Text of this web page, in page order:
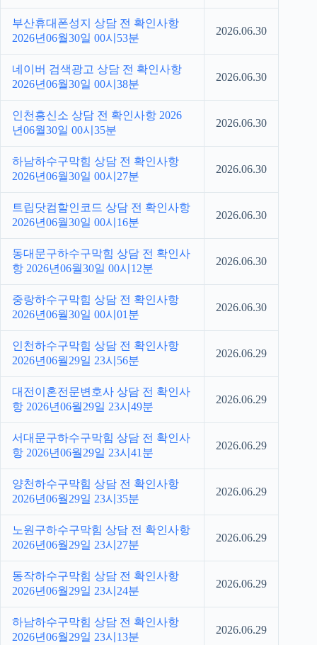
부산휴대폰성지 상담 전 확인사항
2026년06월30일 00시53분
2026.06.30
네이버 검색광고 상담 전 확인사항
2026년06월30일 00시38분
2026.06.30
인천흥신소 상담 전 확인사항 2026
년06월30일 00시35분
2026.06.30
하남하수구막힘 상담 전 확인사항
2026년06월30일 00시27분
2026.06.30
트립닷컴할인코드 상담 전 확인사항
2026년06월30일 00시16분
2026.06.30
동대문구하수구막힘 상담 전 확인사
항 2026년06월30일 00시12분
2026.06.30
중랑하수구막힘 상담 전 확인사항
2026년06월30일 00시01분
2026.06.30
인천하수구막힘 상담 전 확인사항
2026년06월29일 23시56분
2026.06.29
대전이혼전문변호사 상담 전 확인사
항 2026년06월29일 23시49분
2026.06.29
서대문구하수구막힘 상담 전 확인사
항 2026년06월29일 23시41분
2026.06.29
양천하수구막힘 상담 전 확인사항
2026년06월29일 23시35분
2026.06.29
노원구하수구막힘 상담 전 확인사항
2026년06월29일 23시27분
2026.06.29
동작하수구막힘 상담 전 확인사항
2026년06월29일 23시24분
2026.06.29
하남하수구막힘 상담 전 확인사항
2026년06월29일 23시13분
2026.06.29